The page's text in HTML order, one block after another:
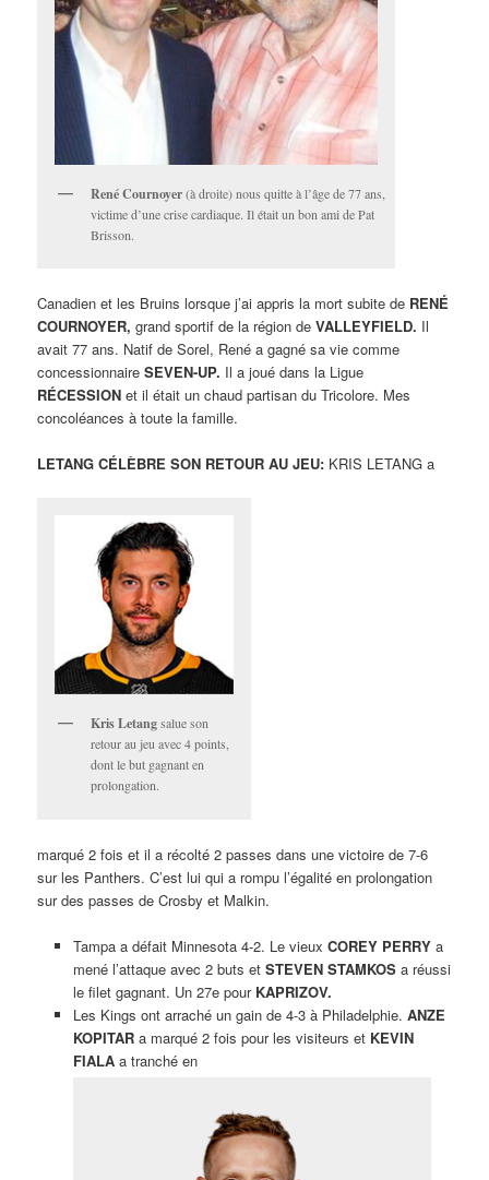
René Cournoyer(à droite) nous quitte à l’âge de 77 ans,
victime d’une crise cardiaque. Il était un bon ami de Pat
Brisson.
Canadien et les Bruins lorsque j’ai appris la mort subite de RENÉ
COURNOYER, grand sportif de la région deVALLEYFIELD. Il
avait 77 ans. Natif de Sorel, René a gagné sa vie comme
concessionnaireSEVEN-UP. Il a joué dans la Ligue
RÉCESSION et il était un chaud partisan du Tricolore. Mes
concoléances à toute la famille.
LETANG CÉLÈBRE SON RETOUR AU JEU: KRIS LETANG a
Kris Letangsalue son
retour au jeu avec 4 points,
dont le but gagnant en
prolongation.
marqué 2 fois et il a récolté 2 passes dans une victoire de 7-6
sur les Panthers. C’est lui qui a rompu l’égalité en prolongation
sur des passes de Crosby et Malkin.
Tampa a défait Minnesota 4-2. Le vieux COREY PERRYa
mené l’attaque avec 2 buts et STEVEN STAMKOSa réussi
le filet gagnant. Un 27e pour KAPRIZOV.
Les Kings ont arraché un gain de 4-3 à Philadelphie. ANZE
KOPITARa marqué 2 fois pour les visiteurs et KEVIN
FIALAa tranché en